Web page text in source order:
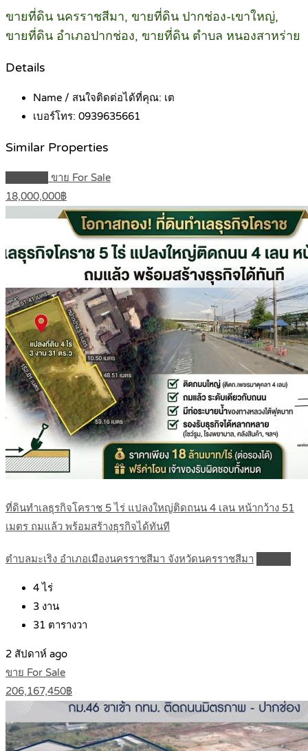
ขายที่ดิน นครราชสีมา, ขายที่ดิน ปากช่อง-เขาใหญ่,
ขายที่ดิน อำเภอปากช่อง, ขายที่ดิน ตำบล หนองสาหร่าย
Details
Name / สนใจติดต่อได้ที่คุณ: เต
เบอร์โทร: 0939635661
Similar Properties
ขาย For Sale
18,000,000฿
ที่ดินทำเลธุรกิจโคราช 5 ไร่ แปลงใหญ่ติดถนน 4 เลน หน้ากว้าง 51
เมตร ถมแล้ว พร้อมสร้างธุรกิจได้ทันที
ตำบลมะเริง อำเภอเมืองนครราชสีมา จังหวัดนครราชสีมา
4 ไร่
3 งาน
31 ตารางวา
2 สัปดาห์ ago
ขาย For Sale
206,167,450฿